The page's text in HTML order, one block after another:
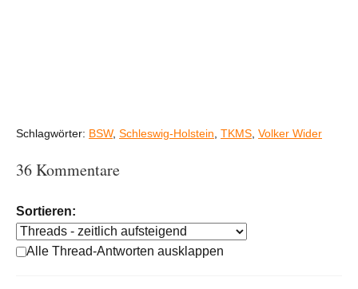
Schlagwörter: BSW, Schleswig-Holstein, TKMS, Volker Wider
36 Kommentare
Sortieren:
Alle Thread-Antworten ausklappen